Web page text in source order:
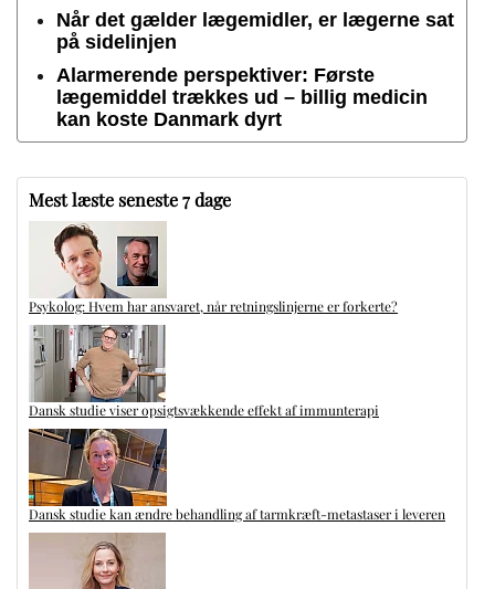
Når det gælder lægemidler, er lægerne sat
på sidelinjen
Alarmerende perspektiver: Første
lægemiddel trækkes ud – billig medicin
kan koste Danmark dyrt
Mest læste seneste 7 dage
Psykolog: Hvem har ansvaret, når retningslinjerne er forkerte?
Dansk studie viser opsigtsvækkende effekt af immunterapi
Dansk studie kan ændre behandling af tarmkræft-metastaser i leveren